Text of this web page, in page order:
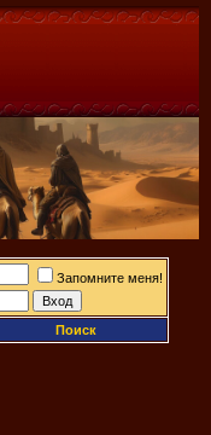
Запомните меня!
Поиск